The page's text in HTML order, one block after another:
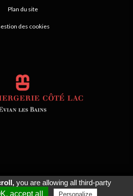
Plan du site
des cookies
Les Bains -
Référencement Google Thonon
site internet thonon clicandgo.com
you are allowing all third-party
accept all Personalize